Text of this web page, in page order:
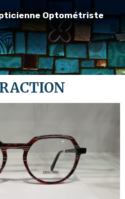
Optométriste